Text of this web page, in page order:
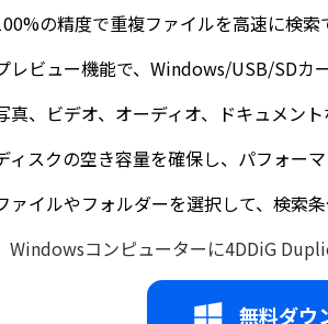
の精度で重複ファイルを高速に検索
レビュー機能で、Windows/USB/SDカ
真、ビデオ、オーディオ、ドキュメン
ィスクの空き容量を確保し、パフォーマ
ァイルやフォルダーを選択して、検索
Windowsコンピューターに4DDiG
無料ダウ